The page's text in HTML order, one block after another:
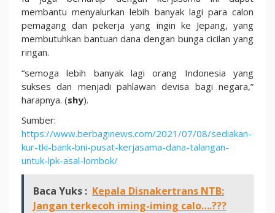
membantu menyalurkan lebih banyak lagi para calon
pemagang dan pekerja yang ingin ke Jepang, yang
membutuhkan bantuan dana dengan bunga cicilan yang
ringan.
“semoga lebih banyak lagi orang Indonesia yang
sukses dan menjadi pahlawan devisa bagi negara,”
harapnya. (shy).
Sumber:
https://www.berbaginews.com/2021/07/08/sediakan-
kur-tki-bank-bni-pusat-kerjasama-dana-talangan-
untuk-lpk-asal-lombok/
Baca Yuks : Kepala Disnakertrans NTB:
Jangan terkecoh iming-iming calo….???